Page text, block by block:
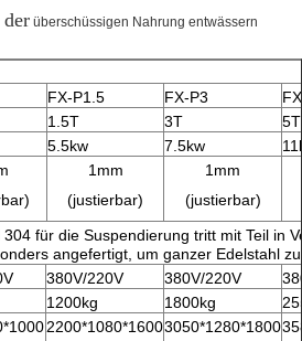
der überschüssigen Nahrung entwässern
FX-P1.5 FX-P3
1.5T 3T
5T
5.5kw 7.5kw
1mm
(justierbar)
1mm
(justierbar)
304 für die Suspendierung tritt mit Teil in
angefertigt, um ganzer Edelstahl
380V/220V 380V/220V
1200kg 1800kg
2200*1080*16003050*1280*1800